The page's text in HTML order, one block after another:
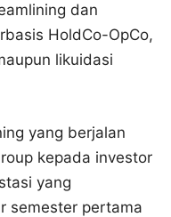
dan
HoldCo-OpCo,
likuidasi
yang berjalan
kepada investor
yang
semester pertama